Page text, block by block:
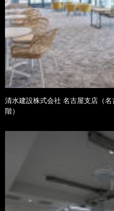
清水建設株式会社 名古屋支店（
階）